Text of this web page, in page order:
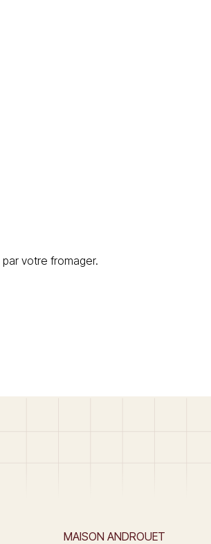
par votre fromager.
MAISON ANDROUET